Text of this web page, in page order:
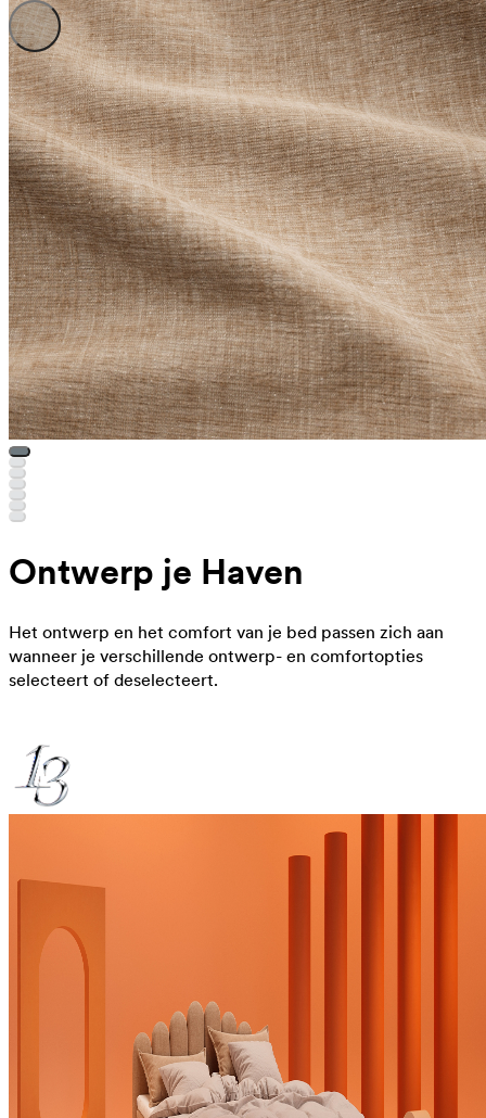
Ontwerp je Haven
Het ontwerp en het comfort van je bed passen zich aan
wanneer je verschillende ontwerp- en comfortopties
selecteert of deselecteert.